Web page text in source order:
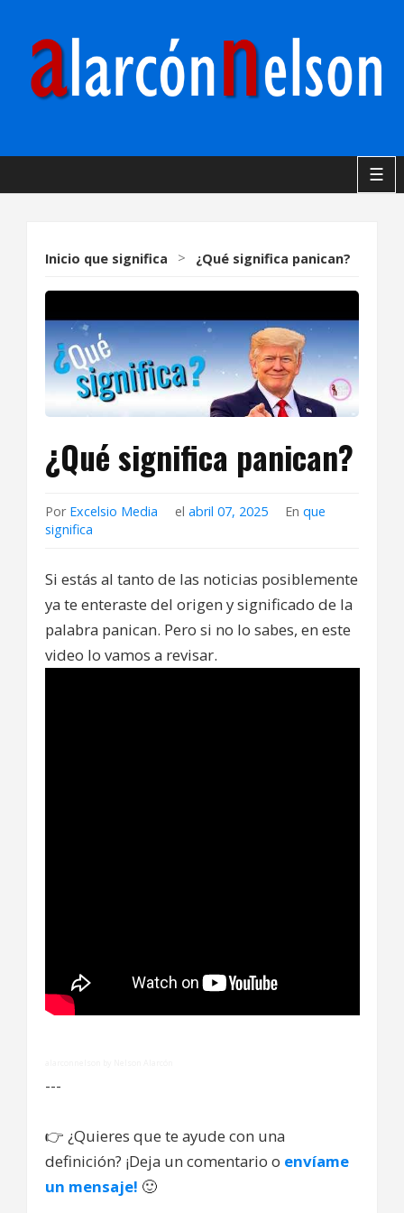
☰
Inicio que significa > ¿Qué significa panican?
¿Qué significa panican?
Por Excelsio Media elabril 07, 2025 Enque
significa
Si estás al tanto de las noticias posiblemente
ya te enteraste del origen y significado de la
palabra panican. Pero si no lo sabes, en este
video lo vamos a revisar.
---
👉 ¿Quieres que te ayude con una
definición? ¡Deja un comentario o envíame
un mensaje! 🙂